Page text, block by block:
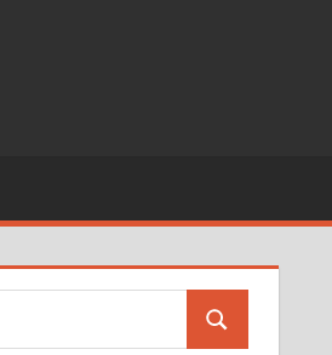
Buscar